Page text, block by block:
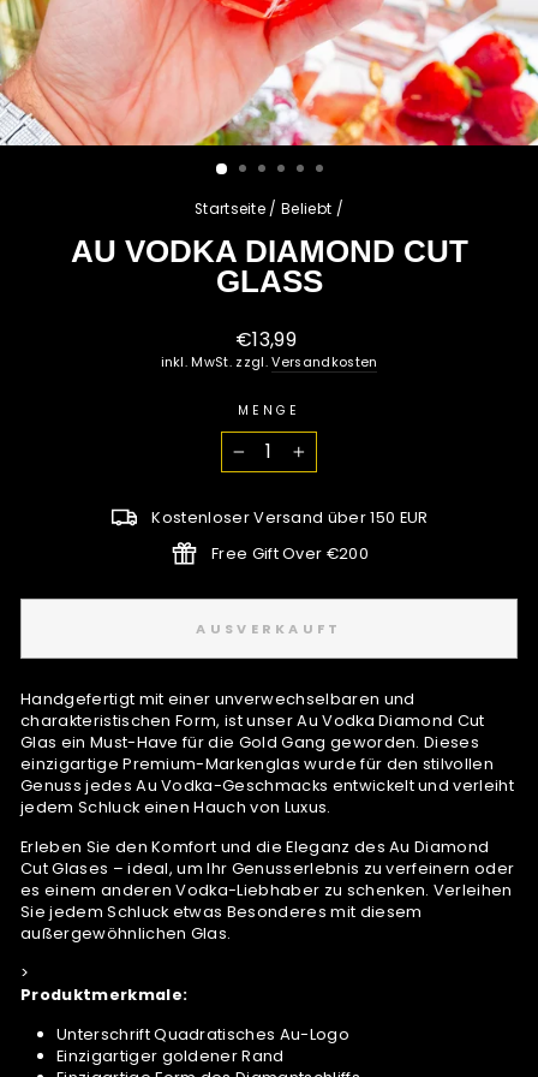
Startseite / Beliebt /
AU VODKA DIAMOND CUT
GLASS
Normaler
Preis
€13,99
inkl. MwSt. zzgl.Versandkosten
MENGE
+
Kostenloser Versand über 150 EUR
Free Gift Over €200
AUSVERKAUFT
Handgefertigt mit einer unverwechselbaren und
charakteristischen Form, ist unser Au Vodka Diamond Cut
Glas ein Must-Have für die Gold Gang geworden. Dieses
einzigartige Premium-Markenglas wurde für den stilvollen
Genuss jedes Au Vodka-Geschmacks entwickelt und verleiht
jedem Schluck einen Hauch von Luxus.
Erleben Sie den Komfort und die Eleganz des Au Diamond
Cut Glases – ideal, um Ihr Genusserlebnis zu verfeinern oder
es einem anderen Vodka-Liebhaber zu schenken. Verleihen
Sie jedem Schluck etwas Besonderes mit diesem
außergewöhnlichen Glas.
>
Produktmerkmale:
Unterschrift Quadratisches Au-Logo
Einzigartiger goldener Rand